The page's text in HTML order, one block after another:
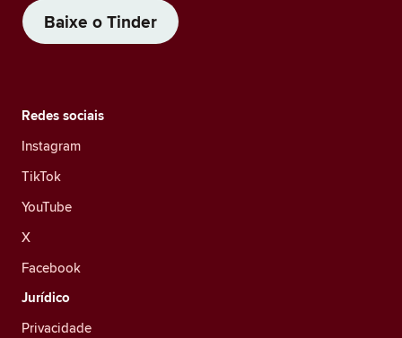
Baixe o Tinder
Redes sociais
Instagram
TikTok
YouTube
X
Facebook
Jurídico
Privacidade